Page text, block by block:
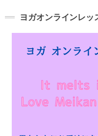
ヨガオンラインレッ